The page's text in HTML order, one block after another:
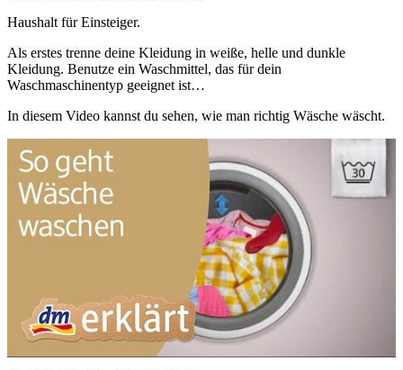
Haushalt für Einsteiger.
Als erstes trenne deine Kleidung in weiße, helle und dunkle
Kleidung. Benutze ein Waschmittel, das für dein
Waschmaschinentyp geeignet ist…
In diesem Video kannst du sehen, wie man richtig Wäsche wäscht.